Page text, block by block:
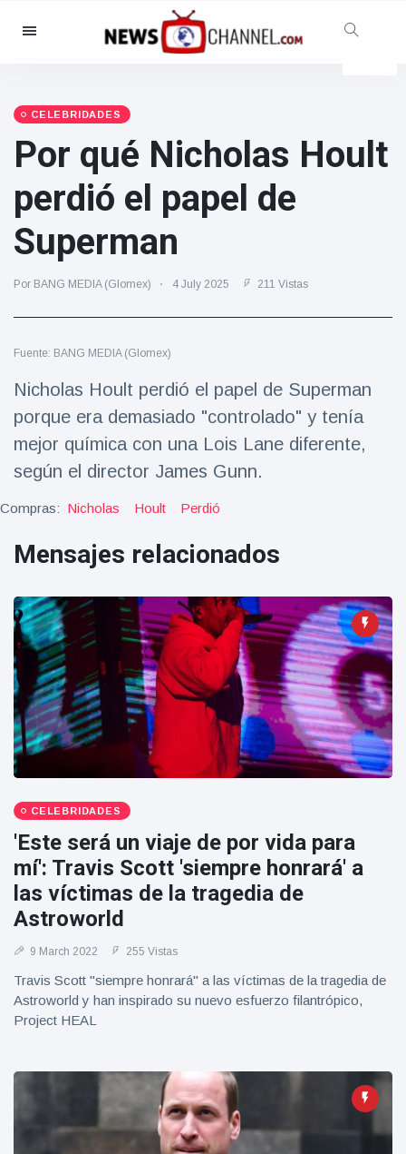
Categorías
Social y Diversión
Cine y TV
(81)
Celebridades
(13938)
Moda y Belleza
(122)
Coches y Motor
Comida y bebida
Estilo de vida y Docu-
(121)
Salud y forma física
(73)
Viajes y Aventura
(77)
07/10/2025
7 October
9000 Vistas
Halloween -
31 de
octubre!
8 May
Vistas
Großmutter
99.
Geburtstag
und tanzt
zu
Mariachi-
Band
8 May
Vistas
CELEBRIDADES
Por qué Nicholas Hoult
perdió el papel de
Superman
Por BANG MEDIA (Glomex) 4 July 2025 211 Vistas
Fuente: BANG MEDIA (Glomex)
Nicholas Hoult perdió el papel de Superman
porque era demasiado "controlado" y tenía
mejor química con una Lois Lane diferente,
según el director James Gunn.
Compras: Nicholas Hoult Perdió
Mensajes relacionados
CELEBRIDADES
'Este será un viaje de por vida para
mí': Travis Scott 'siempre honrará' a
las víctimas de la tragedia de
Astroworld
9 March 2022 255 Vistas
Travis Scott "siempre honrará" a las víctimas de la tragedia de
Astroworld y han inspirado su nuevo esfuerzo filantrópico,
Project HEAL